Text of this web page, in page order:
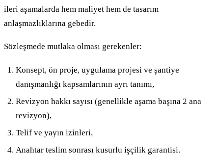
ileri aşamalarda hem maliyet hem de tasarım
anlaşmazlıklarına gebedir.
Sözleşmede mutlaka olması gerekenler:
Konsept, ön proje, uygulama projesi ve şantiye
danışmanlığı kapsamlarının ayrı tanımı,
Revizyon hakkı sayısı (genellikle aşama başına 2 ana
revizyon),
Telif ve yayın izinleri,
Anahtar teslim sonrası kusurlu işçilik garantisi.